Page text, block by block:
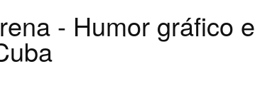
- Humor gráfico e